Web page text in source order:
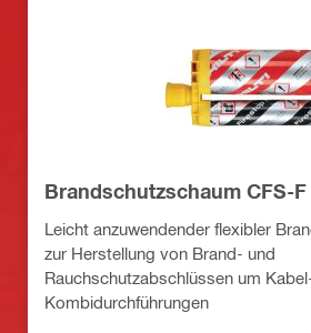
Brandschutzschaum CFS-F
Leicht anzuwendender flexibler
zur Herstellung von Brand- und
Rauchschutzabschlüssen um
Kombidurchführungen